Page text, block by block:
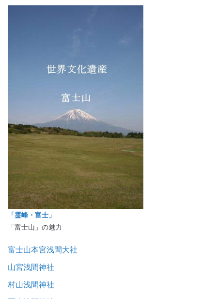
「霊峰・富士」
「富士山」の魅力
富士山本宮浅間大社
山宮浅間神社
村山浅間神社